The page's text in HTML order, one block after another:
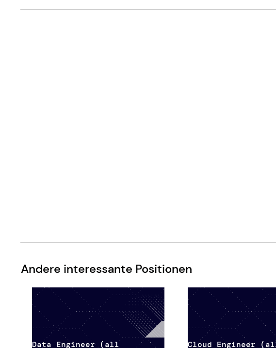
Andere interessante Positionen
Data Engineer (all Cloud Engineer